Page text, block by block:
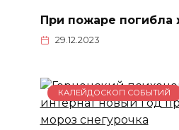
При пожаре
29.12.2023
КАЛЕЙДОСКОП СОБЫТИЙ